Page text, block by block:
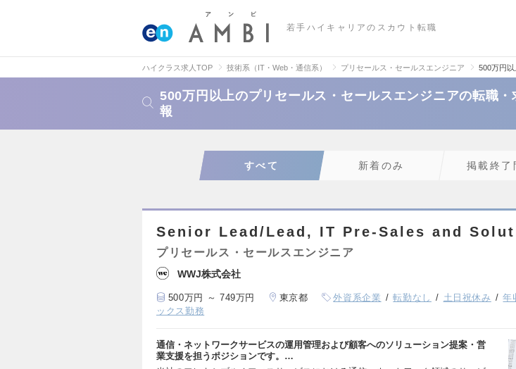
若手ハイキャリアのスカウト転職
ハイクラス求人TOP 技術系（IT・Web・通信系） プリセールス・セールスエンジニア 500万円
500万円以上のプリセールス・セールスエンジニアの転職・
報
すべて 新着のみ 掲載終了
Senior Lead/Lead, IT Pre-Sales and
プリセールス・セールスエンジニア
WWJ株式会社
500万円 ～ 749万円 東京都 外資系企業 転勤なし 土日祝休み 年
ックス勤務
通信・ネットワークサービスの運用管理および顧客へのソリューション提案・営
業支援を担うポジションです。…